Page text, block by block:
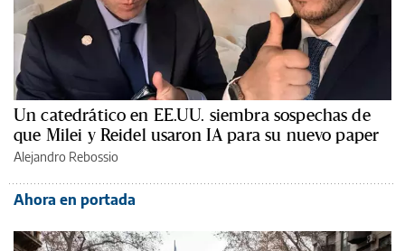
Un catedrático en EE.UU. siembra sospechas de
que Milei y Reidel usaron IA para su nuevo paper
Alejandro Rebossio
Ahora en portada